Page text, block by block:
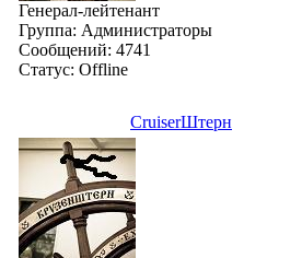
Генерал-лейтенант
Группа: Администраторы
Сообщений: 4741
Статус: Offline
СruiserШтерн